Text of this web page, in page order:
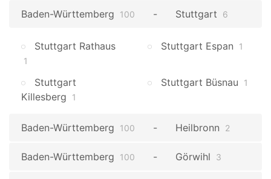
Baden-Württemberg 100 Stuttgart 6
Stuttgart Rathaus
1
Stuttgart Espan 1
Stuttgart
Killesberg
1
Stuttgart Büsnau 1
Baden-Württemberg 100 Heilbronn 2
Baden-Württemberg 100 Görwihl 3